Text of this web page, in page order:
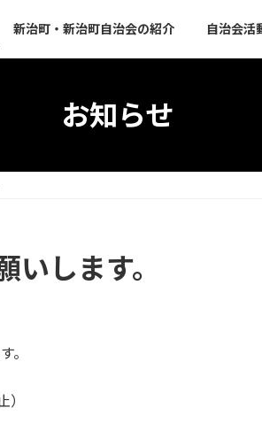
新治町・新治町自治会の紹介 自治会活
お知らせ
します。
。